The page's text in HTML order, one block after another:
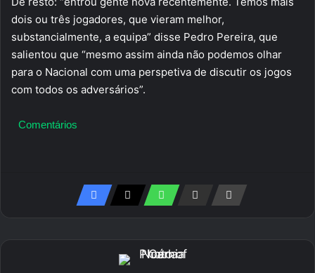
dois ou três jogadores, que vieram melhor,
substancialmente, a equipa” disse Pedro Pereira, que
salientou que “mesmo assim ainda não podemos olhar
para o Nacional com uma perspetiva de discutir os jogos
com todos os adversários”.
Comentários